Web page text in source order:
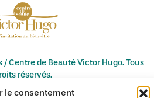
le consentement
Centre de Beauté Victor Hugo. Tous
réservés.
internet à Dijon : Pagin'Up